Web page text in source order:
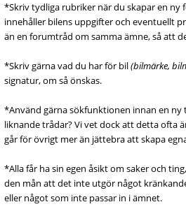
*Skriv tydliga rubriker när du skapar en ny
innehåller bilens uppgifter och eventuellt
än en forumtråd om samma ämne, så att
*Skriv gärna vad du har för bil(bilmärke,
signatur, om så önskas.
*Använd gärna sökfunktionen innan en ny
liknande trådar? Vi vet dock att detta ofta
går för övrigt mer än jättebra att skapa
*Alla får ha sin egen åsikt om saker och
den mån att det inte utgör något
eller något som inte passar in i ämnet.